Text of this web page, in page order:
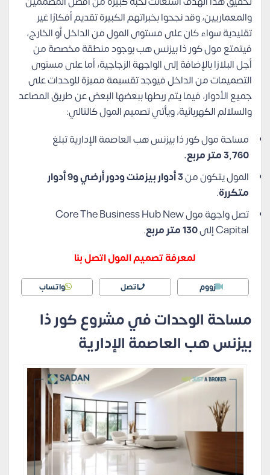
والمعماريين، وقد نجحوا بخبراتهم الكبيرة تقديم أفكارًا غير
تقليدية سواء كان على مستوى المول من الداخل أو الخارج،
فيتمتع مول كور ذا بيزنس هب بوجود منطقة مخصصة من
أجل البلازا بالإضافة إلى الواجهة الزجاجية، أما على مستوى
التصميمات من الداخل فيوجد تقسيمة مميزة للوحدات على
جميع الأدوار، فيما يتم ربطها ببعضها البعض عن طريق المصاعد
والسلالم الكهربائية، ويأتي تصميم المول كالتالي:
مساحة مول كور ذا بيزنس هب العاصمة الإدارية تبلغ
3,760 متر مربع.
المول يتكون من
3 أدوار بيزمنت ودور أرضي و9 أدوار
متكررة.
تصل واجهة مول Core The Business Hub New
Capital إلى
130 متر مربع
.
لمعرفة تصميم المول اتصل بنا
زووم اتصل واتساب
مساحة الوحدات في مشروع كور ذا
بيزنس هب العاصمة الإدارية